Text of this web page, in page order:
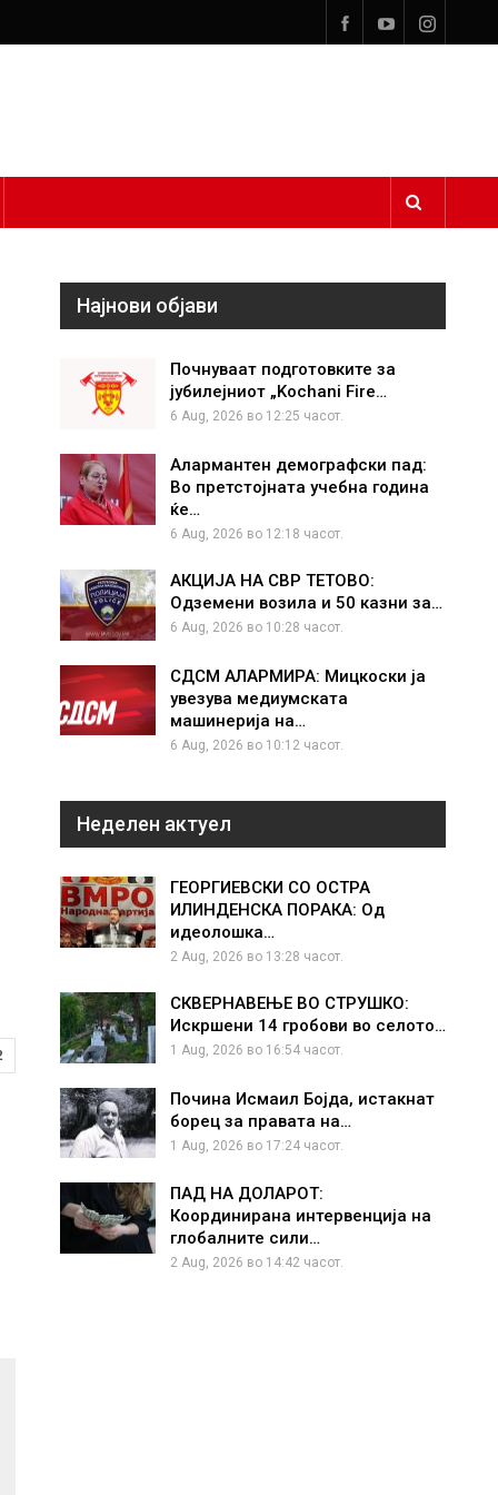
Најнови објави
Почнуваат подготовките за
јубилејниот „Kochani Fire…
6 Aug, 2026 во 12:25 часот.
Алармантен демографски пад:
Во претстојната учебна година
ќе…
6 Aug, 2026 во 12:18 часот.
АКЦИЈА НА СВР ТЕТОВО:
Одземени возила и 50 казни за…
6 Aug, 2026 во 10:28 часот.
СДСМ АЛАРМИРА: Мицкоски ја
увезува медиумската
машинерија на…
6 Aug, 2026 во 10:12 часот.
Неделен актуел
ГЕОРГИЕВСКИ СО ОСТРА
ИЛИНДЕНСКА ПОРАКА: Од
идеолошка…
2 Aug, 2026 во 13:28 часот.
СКВЕРНАВЕЊЕ ВО СТРУШКО:
Искршени 14 гробови во селото…
1 Aug, 2026 во 16:54 часот.
Почина Исмаил Бојда, истакнат
борец за правата на…
1 Aug, 2026 во 17:24 часот.
ПАД НА ДОЛАРОТ:
Координирана интервенција на
глобалните сили…
2 Aug, 2026 во 14:42 часот.